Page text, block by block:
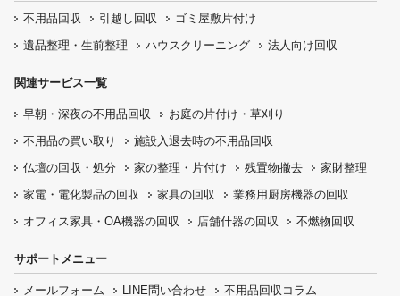
不用品回収 引越し回収
ゴミ屋敷片付け
遺品整理・生前整理
ハウスクリーニング 法人向け回収
関連サービス一覧
早朝・深夜の不用品回収 お庭の片付け・ 草刈り
不用品の買い取り 施設入退去時の不用品回収
仏壇の回収・処分 家の整理・片付け 残置物撤去
家財整理
家電・電化製品の回収
家具の回収 業務用厨房機器の回収
オフィス家具 ・OA機器の回収 店舗什器の回収 不燃物回収
サポートメニュー
メールフォーム LINE問い合わせ
不用品回収コラム